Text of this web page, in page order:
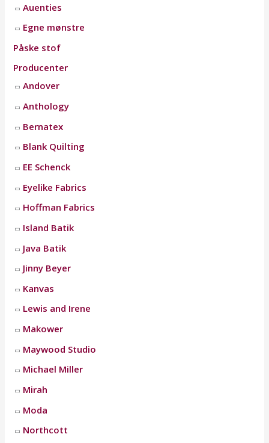
Auenties
Egne mønstre
Påske stof
Producenter
Andover
Anthology
Bernatex
Blank Quilting
EE Schenck
Eyelike Fabrics
Hoffman Fabrics
Island Batik
Java Batik
Jinny Beyer
Kanvas
Lewis and Irene
Makower
Maywood Studio
Michael Miller
Mirah
Moda
Northcott